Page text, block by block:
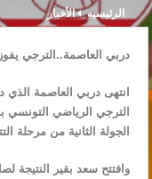
الرئيسيه الأخبار
دربي العاصمة..الترجي
الجولة الثانية من مرحلة
وافتتح سعد بقير النتيجة لصالح